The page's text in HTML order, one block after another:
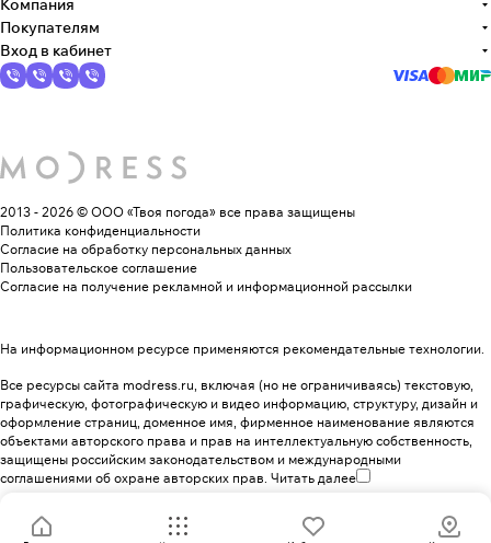
Компания
Покупателям
Вход в кабинет
2013 - 2026 © ООО «Твоя погода» все права защищены
Политика конфиденциальности
Согласие на обработку персональных данных
Пользовательское соглашение
Согласие на получение рекламной и информационной рассылки
На информационном ресурсе применяются рекомендательные технологии.
Все ресурсы сайта modress.ru, включая (но не ограничиваясь) текстовую,
графическую, фотографическую и видео информацию, структуру, дизайн и
оформление страниц, доменное имя, фирменное наименование являются
объектами авторского права и прав на интеллектуальную собственность,
защищены российским законодательством и международными
соглашениями об охране авторских прав. Читать далее